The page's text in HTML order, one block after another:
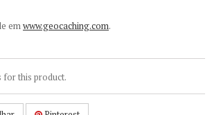
emwww.geocaching.com.
for this product.